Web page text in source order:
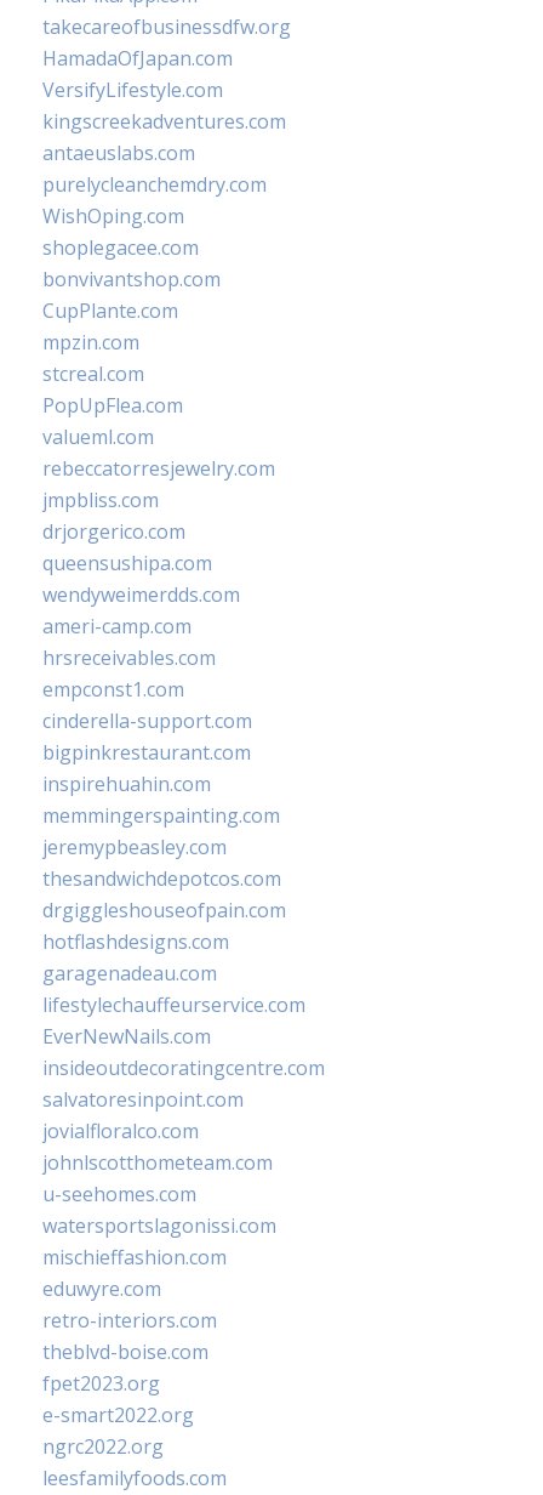
takecareofbusinessdfw.org
HamadaOfJapan.com
VersifyLifestyle.com
kingscreekadventures.com
antaeuslabs.com
purelycleanchemdry.com
WishOping.com
shoplegacee.com
bonvivantshop.com
CupPlante.com
mpzin.com
stcreal.com
PopUpFlea.com
valueml.com
rebeccatorresjewelry.com
jmpbliss.com
drjorgerico.com
queensushipa.com
wendyweimerdds.com
ameri-camp.com
hrsreceivables.com
empconst1.com
cinderella-support.com
bigpinkrestaurant.com
inspirehuahin.com
memmingerspainting.com
jeremypbeasley.com
thesandwichdepotcos.com
drgiggleshouseofpain.com
hotflashdesigns.com
garagenadeau.com
lifestylechauffeurservice.com
EverNewNails.com
insideoutdecoratingcentre.com
salvatoresinpoint.com
jovialfloralco.com
johnlscotthometeam.com
u-seehomes.com
watersportslagonissi.com
mischieffashion.com
eduwyre.com
retro-interiors.com
theblvd-boise.com
fpet2023.org
e-smart2022.org
ngrc2022.org
leesfamilyfoods.com